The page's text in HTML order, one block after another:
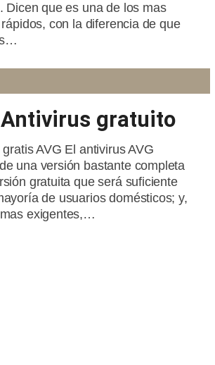
Dicen que es una de los mas
rápidos, con la diferencia de que
Antivirus gratuito
AVG El antivirus AVG
una versión bastante completa
gratuita que será suficiente
de usuarios domésticos; y,
exigentes,…